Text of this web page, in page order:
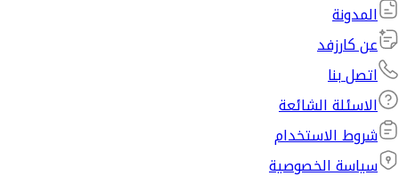
المدونة
عن كارزفد
اتصل بنا
الاسئلة الشائعة
شروط الاستخدام
سياسة الخصوصية